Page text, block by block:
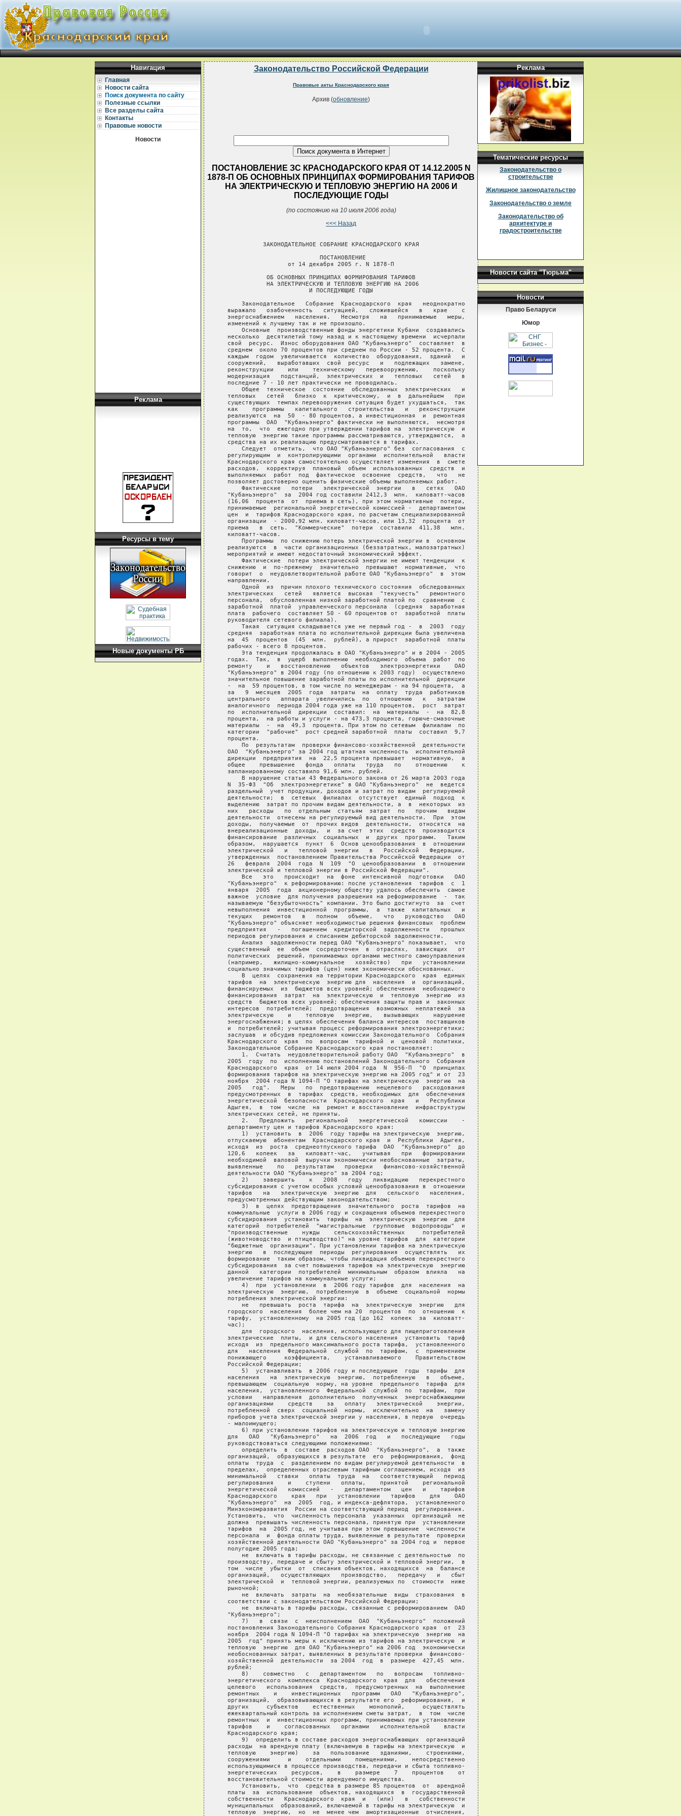
Навигация
Главная
Новости сайта
Поиск документа по сайту
Полезные ссылки
Все разделы сайта
Контакты
Правовые новости
Новости
Реклама
Ресурсы в тему
Новые документы РБ
Законодательство Российской Федерации
Правовые акты Краснодарского края
Архив (обновление)
ПОСТАНОВЛЕНИЕ ЗС КРАСНОДАРСКОГО КРАЯ ОТ 14.12.2005 N
1878-П ОБ ОСНОВНЫХ ПРИНЦИПАХ ФОРМИРОВАНИЯ ТАРИФОВ
НА ЭЛЕКТРИЧЕСКУЮ И ТЕПЛОВУЮ ЭНЕРГИЮ НА 2006 И
ПОСЛЕДУЮЩИЕ ГОДЫ
(по состоянию на 10 июля 2006 года)
<<< Назад
Реклама
Тематические ресурсы
Законодательство о
строительстве
Жилищное законодательство
Законодательство о земле
Законодательство об
архитектуре и
градостроительстве
Новости сайта "Тюрьма"
Новости
Право Беларуси
Юмор